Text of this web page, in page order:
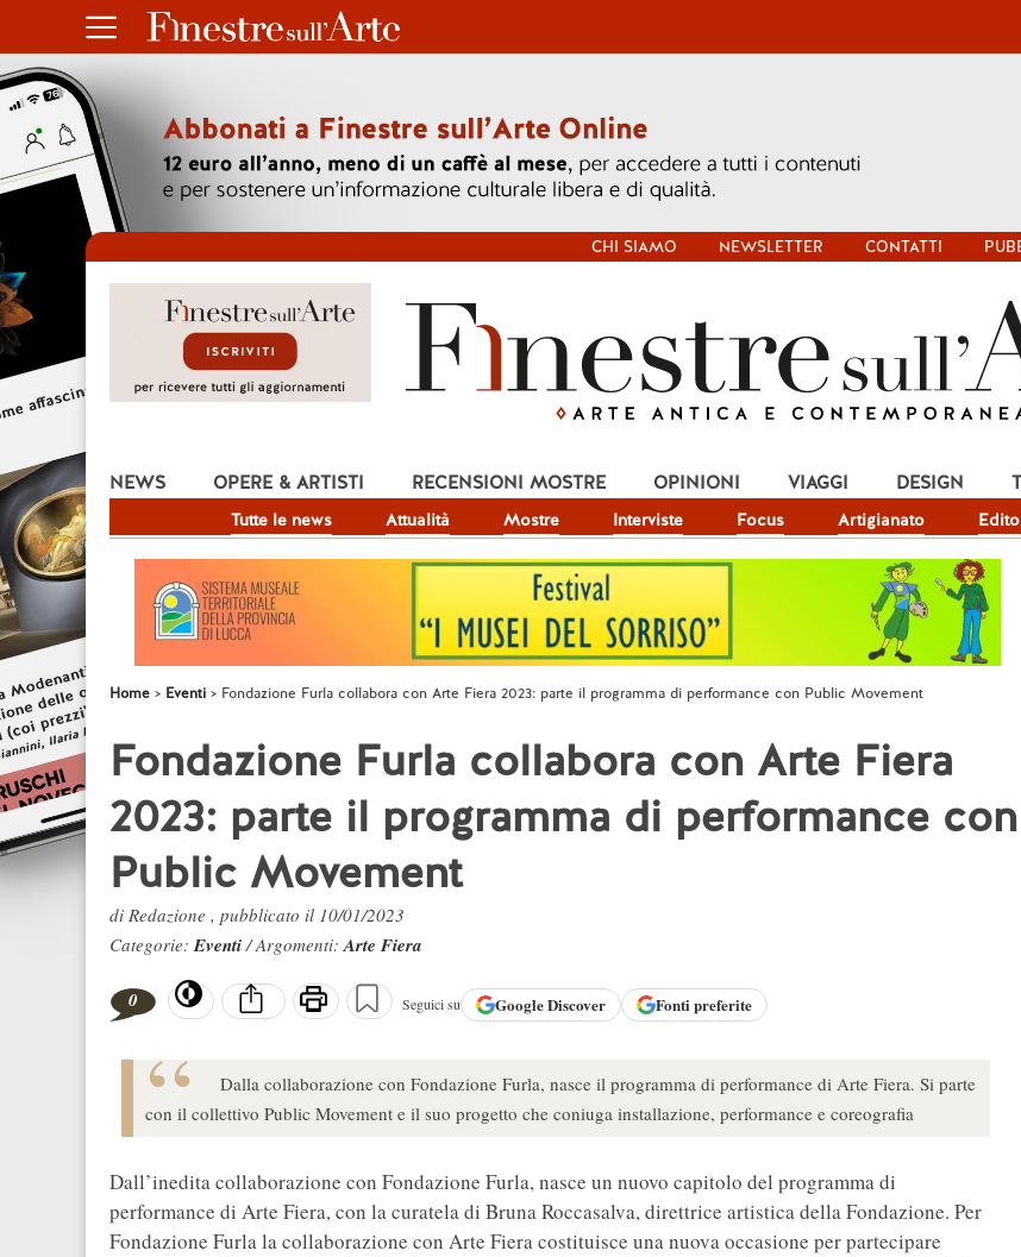
CHI SIAMO NEWSLETTER CONTATTI
NEWS
Tutte le news Attualità Mostre Interviste Focus Artigianato
OPERE & ARTISTI RECENSIONI MOSTRE OPINIONI VIAGGI DESIGN
Home Eventi Fondazione Furla collabora con Arte Fiera 2023: parte il programma di performance con Public Movement
Fondazione Furla collabora con Arte Fiera
2023: parte il programma di performance con
Public Movement
di Redazione , pubblicato il 10/01/2023
Categorie:Eventi/ Argomenti:Arte Fiera
0 Seguici su GoogleDiscover Fonti preferite
Dalla collaborazione con Fondazione Furla, nasce il programma di performance di Arte Fiera. Si parte
con il collettivo Public Movement e il suo progetto che coniuga installazione, performance e coreografia
Dall’inedita collaborazione con Fondazione Furla, nasce un nuovo capitolo del programma di
performance di Arte Fiera, con la curatela di Bruna Roccasalva, direttrice artistica della Fondazione. Per
Fondazione Furla la collaborazione con Arte Fiera costituisce una nuova occasione per partecipare